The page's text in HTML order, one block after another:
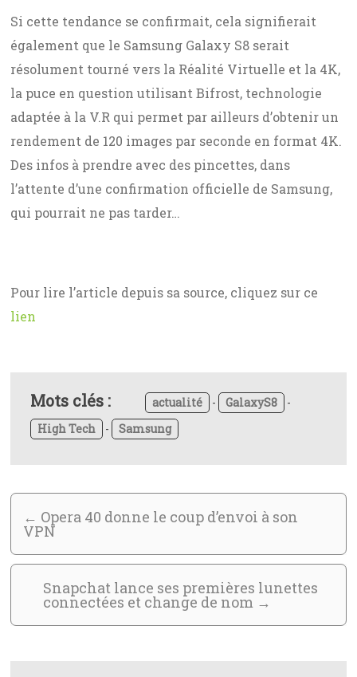
Si cette tendance se confirmait, cela signifierait
également que le Samsung Galaxy S8 serait
résolument tourné vers la Réalité Virtuelle et la 4K,
la puce en question utilisant Bifrost, technologie
adaptée à la V.R qui permet par ailleurs d’obtenir un
rendement de 120 images par seconde en format 4K.
Des infos à prendre avec des pincettes, dans
l’attente d’une confirmation officielle de Samsung,
qui pourrait ne pas tarder…
Pour lire l’article depuis sa source, cliquez sur ce
lien
Mots clés : actualité - GalaxyS8
-
High Tech
- Samsung
← Opera 40 donne le coup d’envoi à son
VPN
Snapchat lance ses premières lunettes
connectées et change de nom →